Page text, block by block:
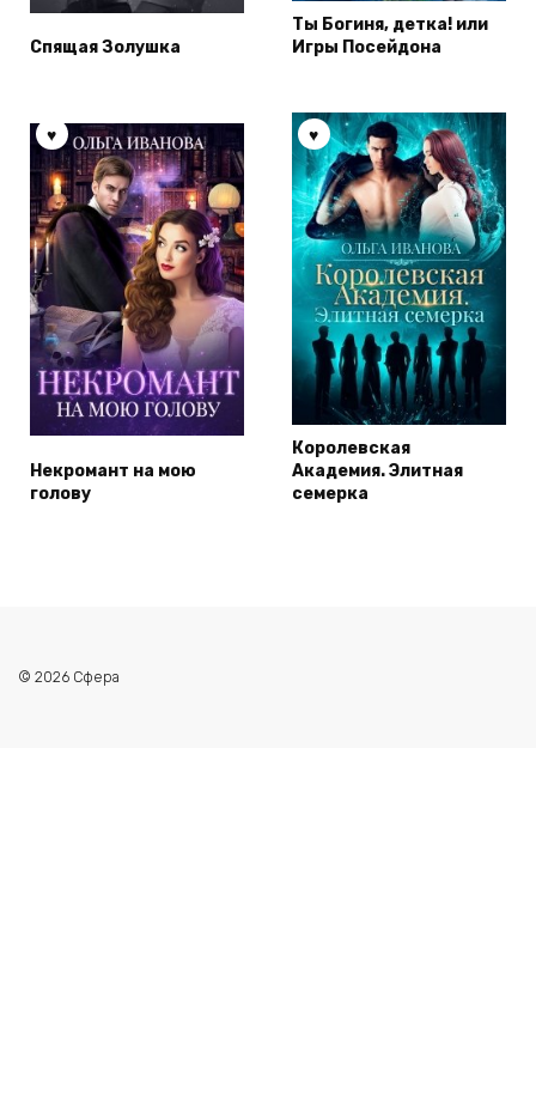
Спящая Золушка
Ты Богиня, детка! или
Игры Посейдона
Некромант на мою
голову
Королевская
Академия. Элитная
семерка
© 2026 Сфера